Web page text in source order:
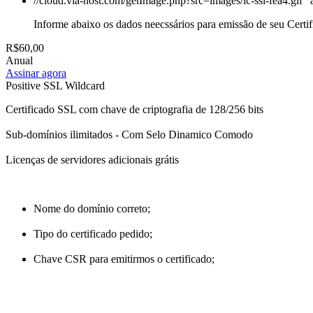
Informe abaixo os dados neecssários para emissão de seu
R$60,00
Anual
Assinar agora
Positive SSL Wildcard
Certificado SSL com chave de criptografia de 128/256 bits
Sub-domínios ilimitados - Com Selo Dinamico Comodo
Licenças de servidores adicionais grátis
Nome do domínio correto;
Tipo do certificado pedido;
Chave CSR para emitirmos o certificado;